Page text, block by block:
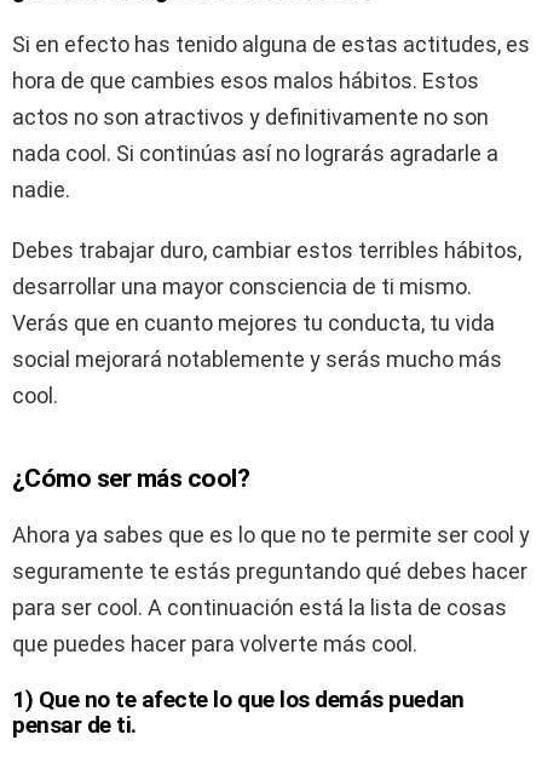
Si en efecto has tenido alguna de estas actitudes, es
hora de que cambies esos malos hábitos. Estos
actos no son atractivos y definitivamente no son
nada cool. Si continúas así no lograrás agradarle a
nadie.
Debes trabajar duro, cambiar estos terribles hábitos,
desarrollar una mayor consciencia de ti mismo.
Verás que en cuanto mejores tu conducta, tu vida
social mejorará notablemente y serás mucho más
cool.
¿Cómo ser más cool?
Ahora ya sabes que es lo que no te permite ser cool y
seguramente te estás preguntando qué debes hacer
para ser cool. A continuación está la lista de cosas
que puedes hacer para volverte más cool.
1) Que no te afecte lo que los demás puedan
pensar de ti.